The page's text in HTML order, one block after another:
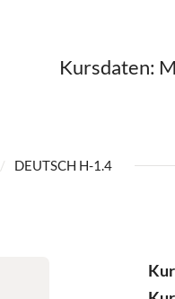
DEUTSCH H-1.4
Kursdaten: